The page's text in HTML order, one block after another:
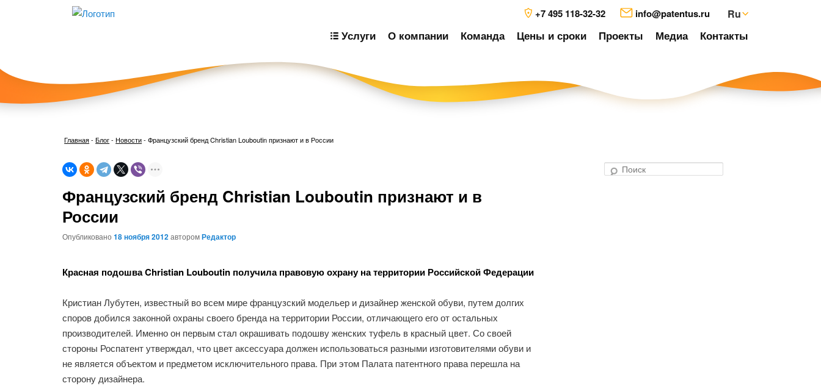
+7 495 118-32-32 info@patentus.ru Ru
Услуги О компании Команда Цены и сроки Проекты Медиа Контакты
Главная-Блог- Новости- Французский бренд Christian Louboutin признают и в России
Французский бренд Christian Louboutin признают и в
России
Опубликовано18 ноября 2012авторомРедактор
Красная подошва Christian Louboutin получила правовую охрану на территории Российской Федерации
Кристиан Лубутен, известный во всем мире французский модельер и дизайнер женской обуви, путем долгих
споров добился законной охраны своего бренда на территории России, отличающего его от остальных
производителей. Именно он первым стал окрашивать подошву женских туфель в красный цвет. Со своей
стороны Роспатент утверждал, что цвет аксессуара должен использоваться разными изготовителями обуви и
не является объектом и предметом исключительного права. При этом Палата патентного права перешла на
сторону дизайнера.